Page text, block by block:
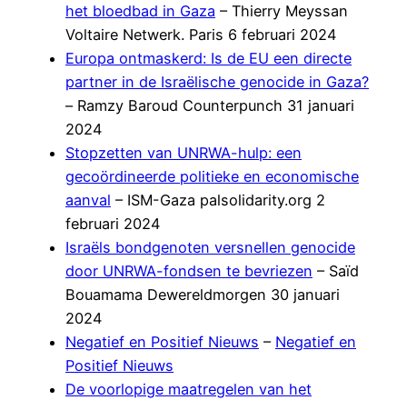
het bloedbad in Gaza – Thierry Meyssan
Voltaire Netwerk. Paris 6 februari 2024
Europa ontmaskerd: Is de EU een directe
partner in de Israëlische genocide in Gaza?
– Ramzy Baroud Counterpunch 31 januari
2024
Stopzetten van UNRWA-hulp: een
gecoördineerde politieke en economische
aanval – ISM-Gaza palsolidarity.org 2
februari 2024
Israëls bondgenoten versnellen genocide
door UNRWA-fondsen te bevriezen – Saïd
Bouamama Dewereldmorgen 30 januari
2024
Negatief en Positief Nieuws – Negatief en
Positief Nieuws
De voorlopige maatregelen van het